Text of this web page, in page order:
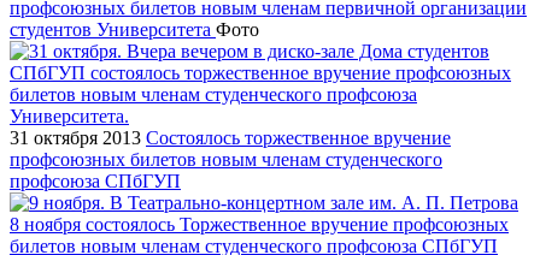
профсоюзных билетов новым членам первичной организации
студентов Университета Фото
31 октября 2013 Состоялось торжественное вручение
профсоюзных билетов новым членам студенческого
профсоюза СПбГУП